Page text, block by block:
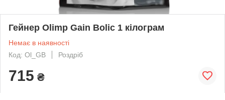
Гейнер Olimp Gain Bolic 1 кілограм
Немає в наявності
Код: Ol_GB
Роздріб
715 ₴